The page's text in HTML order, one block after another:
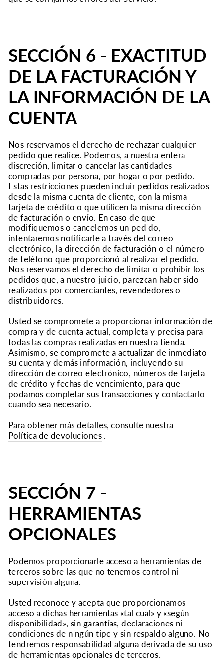
SECCIÓN 6 - EXACTITUD
DE LA FACTURACIÓN Y
LA INFORMACIÓN DE LA
CUENTA
Nos reservamos el derecho de rechazar cualquier
pedido que realice. Podemos, a nuestra entera
discreción, limitar o cancelar las cantidades
compradas por persona, por hogar o por pedido.
Estas restricciones pueden incluir pedidos realizados
desde la misma cuenta de cliente, con la misma
tarjeta de crédito o que utilicen la misma dirección
de facturación o envío. En caso de que
modifiquemos o cancelemos un pedido,
intentaremos notificarle a través del correo
electrónico, la dirección de facturación o el número
de teléfono que proporcionó al realizar el pedido.
Nos reservamos el derecho de limitar o prohibir los
pedidos que, a nuestro juicio, parezcan haber sido
realizados por comerciantes, revendedores o
distribuidores.
Usted se compromete a proporcionar información de
compra y de cuenta actual, completa y precisa para
todas las compras realizadas en nuestra tienda.
Asimismo, se compromete a actualizar de inmediato
su cuenta y demás información, incluyendo su
dirección de correo electrónico, números de tarjeta
de crédito y fechas de vencimiento, para que
podamos completar sus transacciones y contactarlo
cuando sea necesario.
Para obtener más detalles, consulte nuestra
Política de devoluciones.
SECCIÓN 7 -
HERRAMIENTAS
OPCIONALES
Podemos proporcionarle acceso a herramientas de
terceros sobre las que no tenemos control ni
supervisión alguna.
Usted reconoce y acepta que proporcionamos
acceso a dichas herramientas «tal cual» y «según
disponibilidad», sin garantías, declaraciones ni
condiciones de ningún tipo y sin respaldo alguno. No
tendremos responsabilidad alguna derivada de su uso
de herramientas opcionales de terceros.